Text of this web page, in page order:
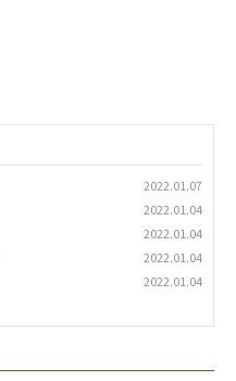
2022.01.07
2022.01.04
2022.01.04
2022.01.04
2022.01.04